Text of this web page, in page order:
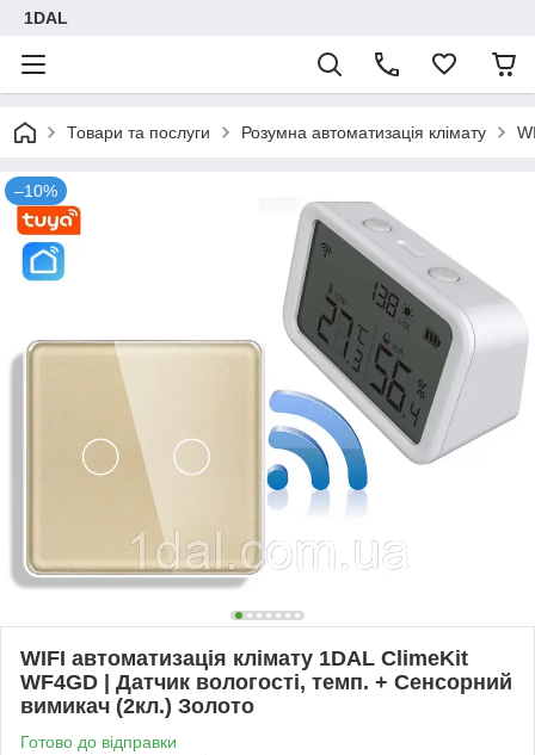
1DAL
Товари та послуги Розумна автоматизація клімату
–10%
WIFI автоматизація клімату 1DAL ClimeKit
WF4GD | Датчик вологості, темп. + Сенсорний
вимикач (2кл.) Золото
Готово до відправки